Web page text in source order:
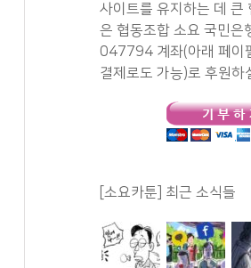
사이트를 유지하는 데 큰
은 협동조합 소요 국민
047794 계좌(아래 페이
결제로도 가능)로 후원하
[소요카툰] 최근 소식들